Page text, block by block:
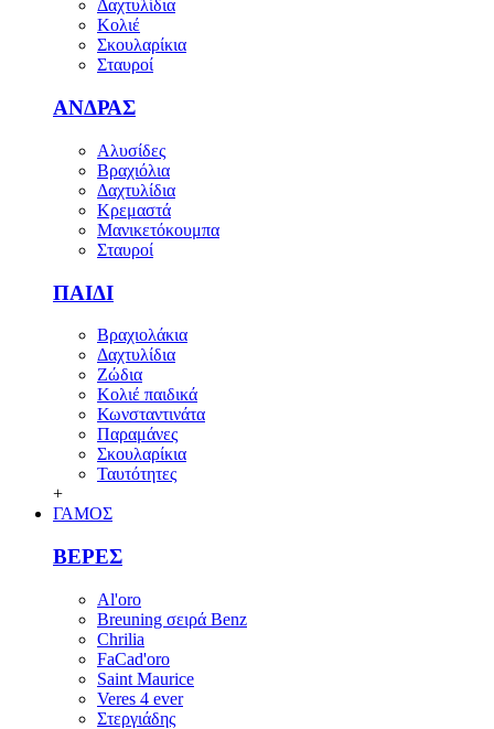
Δαχτυλίδια
Κολιέ
Σκουλαρίκια
Σταυροί
ΑΝΔΡΑΣ
Αλυσίδες
Βραχιόλια
Δαχτυλίδια
Κρεμαστά
Μανικετόκουμπα
Σταυροί
ΠΑΙΔΙ
Βραχιολάκια
Δαχτυλίδια
Ζώδια
Κολιέ παιδικά
Κωνσταντινάτα
Παραμάνες
Σκουλαρίκια
Ταυτότητες
+
ΓΑΜΟΣ
ΒΕΡΕΣ
Al'oro
Breuning σειρά Benz
Chrilia
FaCad'oro
Saint Maurice
Veres 4 ever
Στεργιάδης